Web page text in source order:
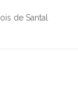
de Santal